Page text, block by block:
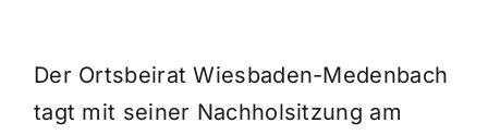
Der Ortsbeirat Wiesbaden-Medenbach
tagt mit seiner Nachholsitzung am